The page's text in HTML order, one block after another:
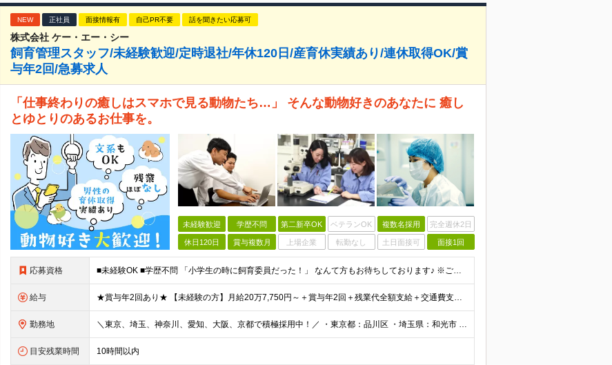
NEW 正社員 面接情報有 自己PR不要 話を聞きたい応募可
株式会社 ケー・エー・シー
飼育管理スタッフ/未経験歓迎/定時退社/年休120日/産育休実績あり/連休取得OK/賞
与年2回/急募求人
「仕事終わりの癒しはスマホで見る動物たち…」 そんな動物好きのあなたに 癒し
とゆとりのあるお仕事を。
未経験歓迎 学歴不問 第二新卒OK ベテランOK 複数名採用 完全週休2日
休日120日 賞与複数月 上場企業 転勤なし 土日面接可 面接1回
応募資格 ■未経験OK ■学歴不問 「小学生の時に飼育委員だった！」 なんて方もお待ちしております♪ ※ご自宅でのペット飼育について※ ご自宅でげっ歯類・ウサギのペット飼育を禁止しております。当社業務では清
給与 ★賞与年2回あり★ 【未経験の方】月給20万7,750円～＋賞与年2回＋残業代全額支給＋交通費支給 【生物系大卒の方】月給21万3,750円～＋賞与年2回＋残業代全額支給＋交通費支給 ★手当が充実
勤務地 ＼東京、埼玉、神奈川、愛知、大阪、京都で積極採用中！／ ・東京都：品川区 ・埼玉県：和光市 ・神奈川県：横浜市戸塚区、藤沢市 ・茨城県：つくば市 Lマイカー通勤OK！ ・愛知県：犬山市
目安残業時間 10時間以内